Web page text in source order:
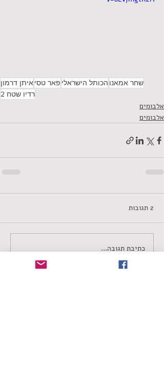
שחר אמאנו הכותל הישראלי פאר טסי איתן דרמון
רדיו שטח 2
אלבומים
אלבומים
2 תגובות
כתיבת תגובה...